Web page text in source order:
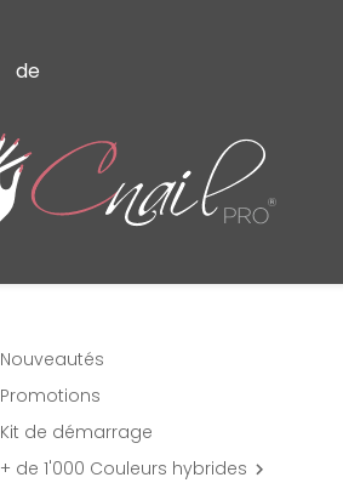
de
Nouveautés
Promotions
Kit de démarrage
+ de 1'000 Couleurs hybrides 